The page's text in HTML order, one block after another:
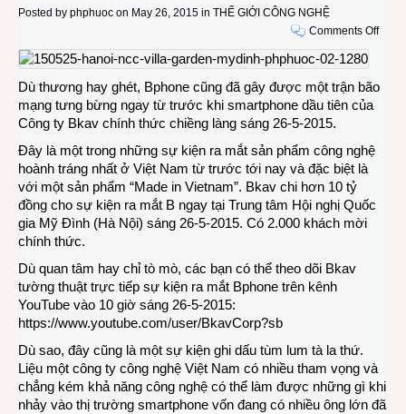
Posted by phphuoc on May 26, 2015 in THẾ GIỚI CÔNG NGHỆ
Comments Offon
trực
Dù thương hay ghét, Bphone cũng đã gây được một trận bão
mạng tưng bừng ngay từ trước khi smartphone dầu tiên của
Công ty Bkav chính thức chiềng làng sáng 26-5-2015.
Đây là một trong những sự kiện ra mắt sản phẩm công nghệ
hoành tráng nhất ở Việt Nam từ trước tới nay và đặc biệt là
với một sản phẩm “Made in Vietnam”. Bkav chi hơn 10 tỷ
đồng cho sự kiện ra mắt B ngay tại Trung tâm Hội nghị Quốc
gia Mỹ Đình (Hà Nội) sáng 26-5-2015. Có 2.000 khách mời
chính thức.
Dù quan tâm hay chỉ tò mò, các bạn có thể theo dõi Bkav
tường thuật trực tiếp sự kiện ra mắt Bphone trên kênh
YouTube vào 10 giờ sáng 26-5-2015:
https://www.youtube.com/user/BkavCorp?sb
Dù sao, đây cũng là một sự kiện ghi dấu tùm lum tà la thứ.
Liệu một công ty công nghệ Việt Nam có nhiều tham vọng và
chẳng kém khả năng công nghệ có thể làm được những gì khi
nhảy vào thị trường smartphone vốn đang có nhiều ông lớn đã